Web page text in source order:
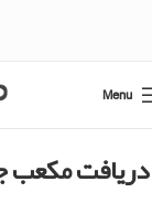
Menu
دریافت مکعب